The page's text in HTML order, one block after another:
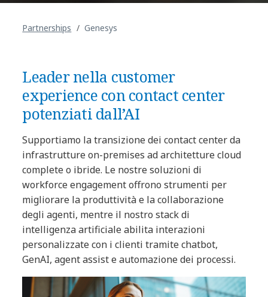
Partnerships Genesys
Leader nella customer
experience con contact center
potenziati dall’AI
Supportiamo la transizione dei contact center da
infrastrutture on-premises ad architetture cloud
complete o ibride. Le nostre soluzioni di
workforce engagement offrono strumenti per
migliorare la produttività e la collaborazione
degli agenti, mentre il nostro stack di
intelligenza artificiale abilita interazioni
personalizzate con i clienti tramite chatbot,
GenAI, agent assist e automazione dei processi.